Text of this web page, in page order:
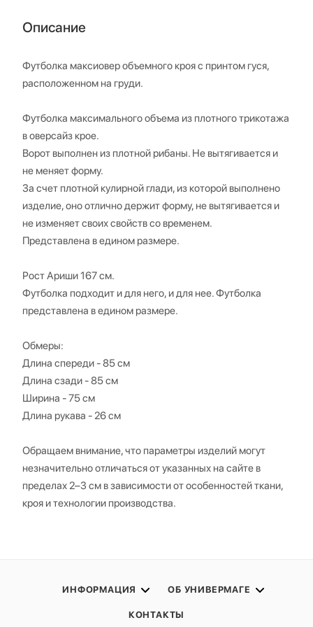
Описание
Футболка максиовер объемного кроя с принтом гуся,
расположенном на груди.
Футболка максимального объема из плотного трикотажа
в оверсайз крое.
Ворот выполнен из плотной рибаны. Не вытягивается и
не меняет форму.
За счет плотной кулирной глади, из которой выполнено
изделие, оно отлично держит форму, не вытягивается и
не изменяет своих свойств со временем.
Представлена в едином размере.
Рост Ариши 167 см.
Футболка подходит и для него, и для нее. Футболка
представлена в едином размере.
Обмеры:
Длина спереди - 85 см
Длина сзади - 85 см
Ширина - 75 см
Длина рукава - 26 см
Обращаем внимание, что параметры изделий могут
незначительно отличаться от указанных на сайте в
пределах 2–3 см в зависимости от особенностей ткани,
кроя и технологии производства.
ИНФОРМАЦИЯ ОБ УНИВЕРМАГЕ
КОНТАКТЫ